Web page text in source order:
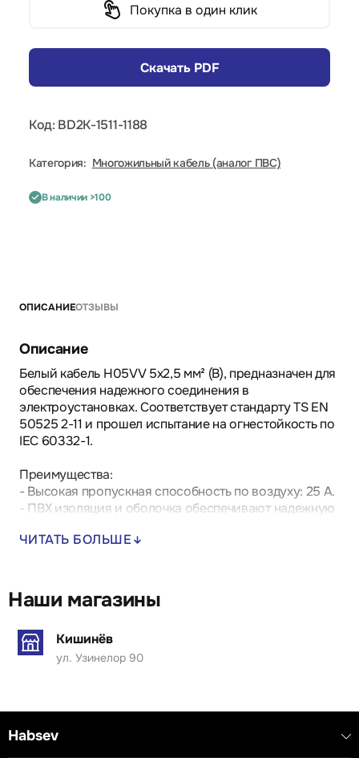
Покупка в один клик
Скачать PDF
Код: BD2K-1511-1188
Категория: Многожильный кабель (аналог ПВС)
В наличии >100
ОПИСАНИЕОТЗЫВЫ
Описание
Белый кабель H05VV 5x2,5 мм² (B), предназначен для
обеспечения надежного соединения в
электроустановках. Соответствует стандарту TS EN
50525 2-11 и прошел испытание на огнестойкость по
IEC 60332-1.
Преимущества:
- Высокая пропускная способность по воздуху: 25 А.
- ПВХ изоляция и оболочка обеспечивают надежную
Применяется в различных электроустановках, где
требуется надежное и безопасное соединение.
Технические характеристики:
- Сопротивление: 7,98 Ом/км
- Вес: 239,95 кг/км
- Класс: A
ЧИТАТЬ БОЛЬШЕ
Наши магазины
Кишинёв
ул. Узинелор 90
Habsev